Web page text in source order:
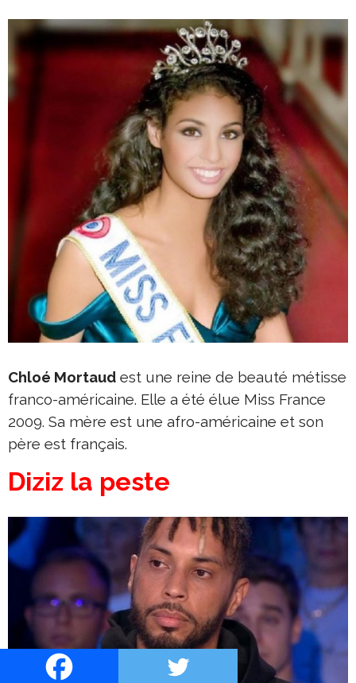
Chloé Mortaud est une reine de beauté métisse
franco-américaine. Elle a été élue Miss France
2009. Sa mère est une afro-américaine et son
père est français.
Diziz la peste